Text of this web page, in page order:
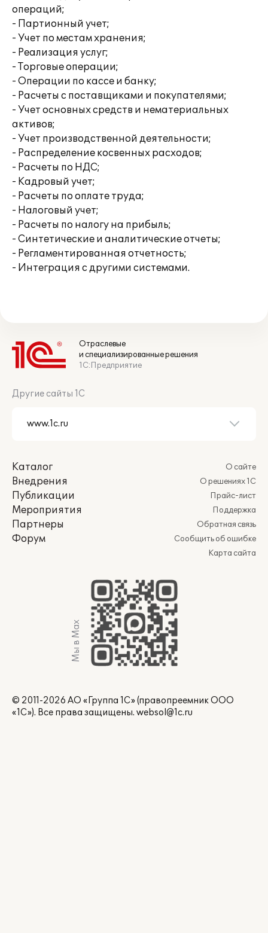
операций;
- Партионный учет;
- Учет по местам хранения;
- Реализация услуг;
- Торговые операции;
- Операции по кассе и банку;
- Расчеты с поставщиками и покупателями;
- Учет основных средств и нематериальных
активов;
- Учет производственной деятельности;
- Распределение косвенных расходов;
- Расчеты по НДС;
- Кадровый учет;
- Расчеты по оплате труда;
- Налоговый учет;
- Расчеты по налогу на прибыль;
- Синтетические и аналитические отчеты;
- Регламентированная отчетность;
- Интеграция с другими системами.
Отраслевые
и специализированные решения
1С:Предприятие
Другие сайты 1С
Каталог
Внедрения
Публикации
Мероприятия
Партнеры
Форум
О сайте
О решениях 1С
Прайс-лист
Поддержка
Обратная связь
Сообщить об ошибке
Карта сайта
Мы в Max
© 2011-2026 АО «Группа 1С» (правопреемник ООО
«1С»). Все права защищены. websol@1c.ru